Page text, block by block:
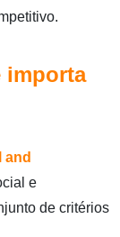
importa
and
e
de critérios